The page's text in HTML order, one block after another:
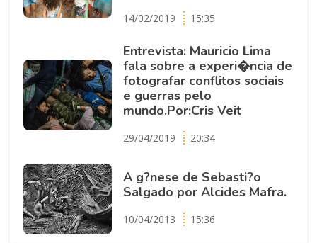
14/02/2019 15:35
Entrevista: Mauricio Lima
fala sobre a experi�ncia de
fotografar conflitos sociais
e guerras pelo
mundo.Por:Cris Veit
29/04/2019 20:34
A g?nese de Sebasti?o
Salgado por Alcides Mafra.
10/04/2013 15:36